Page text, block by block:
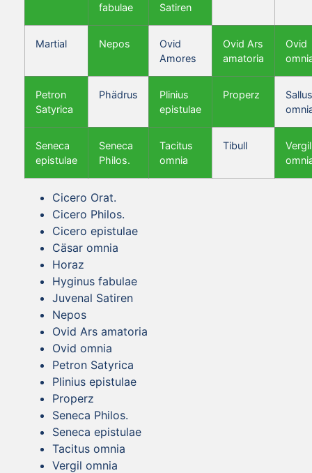
fabulae
Satiren
Martial Nepos
Ovid
Amores
Ovid Ars
amatoria
Ovid
Petron
Satyrica
Phädrus
Plinius
epistulae
Properz
Seneca
epistulae
Seneca
Philos.
Tacitus
omnia
Tibull
Vergil
Cicero Orat.
Cicero Philos.
Cicero epistulae
Cäsar omnia
Horaz
Hyginus fabulae
Juvenal Satiren
Nepos
Ovid Ars amatoria
Ovid omnia
Petron Satyrica
Plinius epistulae
Properz
Seneca Philos.
Seneca epistulae
Tacitus omnia
Vergil omnia